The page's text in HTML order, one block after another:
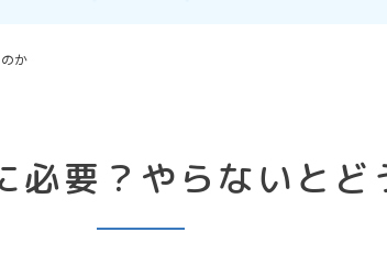
か
必要？やらないとど